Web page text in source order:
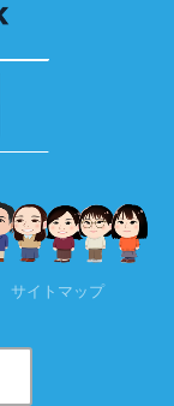
サイトマップ